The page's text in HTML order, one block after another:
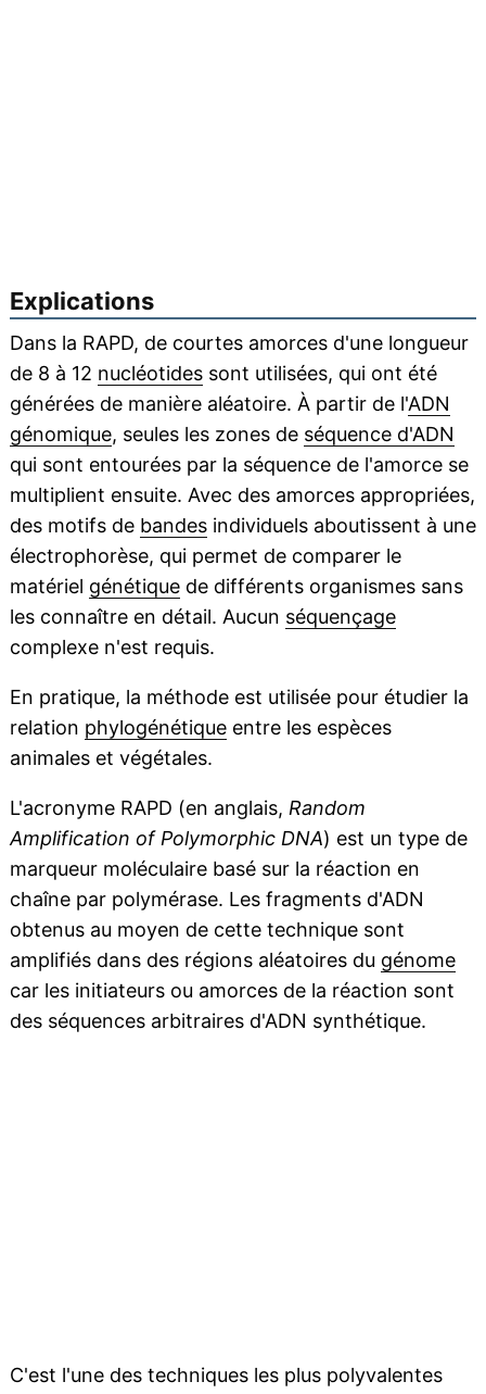
Explications
Dans la RAPD, de courtes amorces d'une longueur
de 8 à 12 nucléotidessont utilisées, qui ont été
générées de manière aléatoire. À partir de l'ADN
génomique, seules les zones de séquence d'ADN
qui sont entourées par la séquence de l'amorce se
multiplient ensuite. Avec des amorces appropriées,
des motifs de bandesindividuels aboutissent à une
électrophorèse, qui permet de comparer le
matériel génétiquede différents organismes sans
les connaître en détail. Aucun séquençage
complexe n'est requis.
En pratique, la méthode est utilisée pour étudier la
relation phylogénétiqueentre les espèces
animales et végétales.
L'acronyme RAPD (en anglais, Random
Amplification of Polymorphic DNA) est un type de
marqueur moléculaire basé sur la réaction en
chaîne par polymérase. Les fragments d'ADN
obtenus au moyen de cette technique sont
amplifiés dans des régions aléatoires du génome
car les initiateurs ou amorces de la réaction sont
des séquences arbitraires d'ADN synthétique.
C'est l'une des techniques les plus polyvalentes